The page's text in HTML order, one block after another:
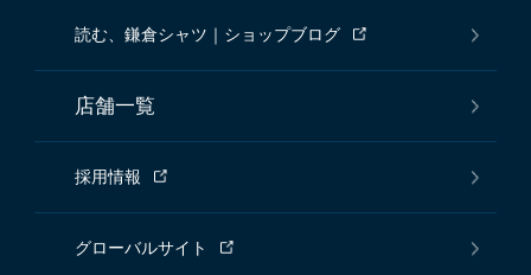
読む、鎌倉シャツ｜ショップブログ
店舗一覧
採用情報
グローバルサイト